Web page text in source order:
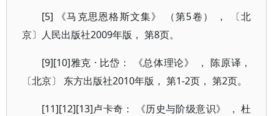
[5] 《马克思恩格斯文集》 （第5卷） ， 〔北
京〕人民出版社2009年版， 第8页。
[9][10]雅克 · 比岱： 《总体理论》 ， 陈原译，
〔北京〕 东方出版社2010年版， 第1-2页， 第2页。
[11][12][13]卢卡奇： 《历史与阶级意识》 ， 杜